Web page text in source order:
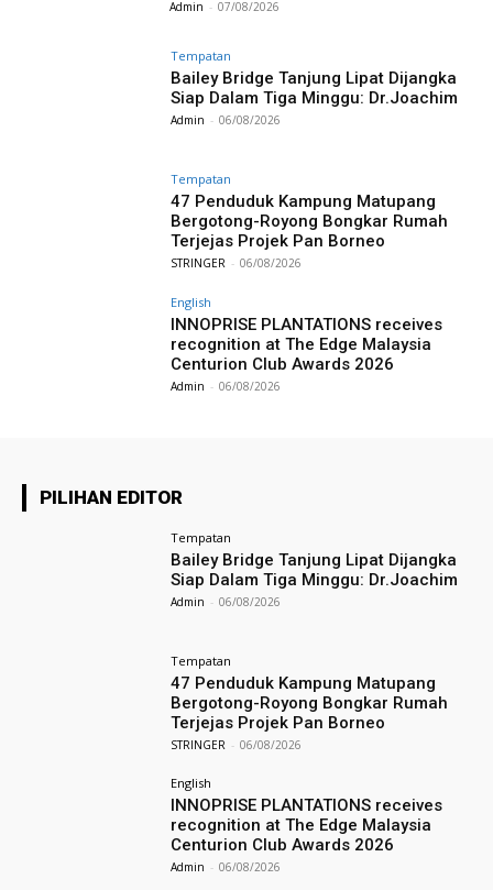
Admin - 07/08/2026
Tempatan
Bailey Bridge Tanjung Lipat Dijangka
Siap Dalam Tiga Minggu: Dr.Joachim
Admin - 06/08/2026
Tempatan
47 Penduduk Kampung Matupang
Bergotong-Royong Bongkar Rumah
Terjejas Projek Pan Borneo
STRINGER - 06/08/2026
English
INNOPRISE PLANTATIONS receives
recognition at The Edge Malaysia
Centurion Club Awards 2026
Admin - 06/08/2026
PILIHAN EDITOR
Tempatan
Bailey Bridge Tanjung Lipat Dijangka
Siap Dalam Tiga Minggu: Dr.Joachim
Admin - 06/08/2026
Tempatan
47 Penduduk Kampung Matupang
Bergotong-Royong Bongkar Rumah
Terjejas Projek Pan Borneo
STRINGER - 06/08/2026
English
INNOPRISE PLANTATIONS receives
recognition at The Edge Malaysia
Centurion Club Awards 2026
Admin - 06/08/2026